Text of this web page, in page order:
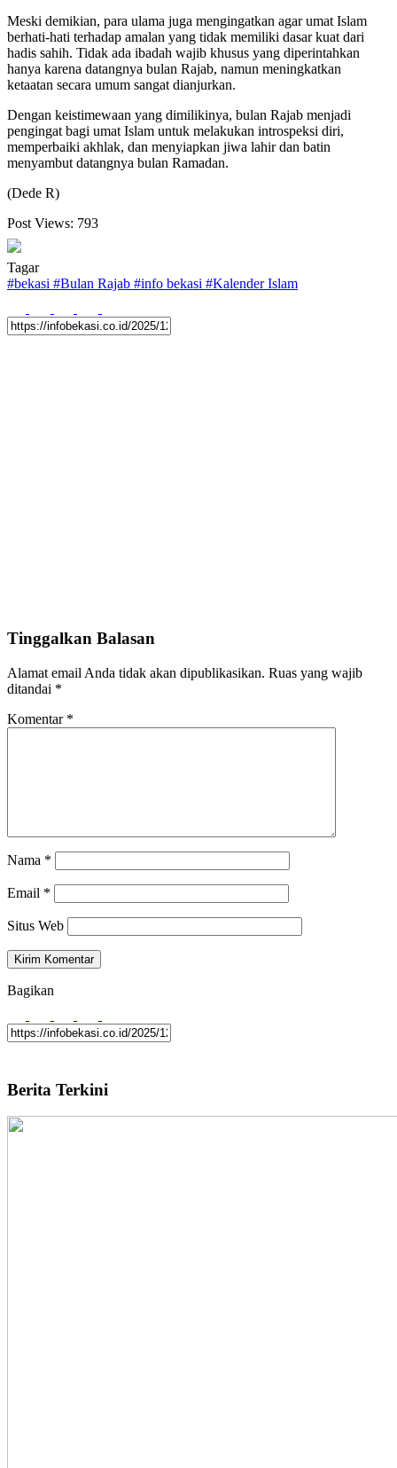
Meski demikian, para ulama juga mengingatkan agar umat Islam
berhati-hati terhadap amalan yang tidak memiliki dasar kuat dari
hadis sahih. Tidak ada ibadah wajib khusus yang diperintahkan
hanya karena datangnya bulan Rajab, namun meningkatkan
ketaatan secara umum sangat dianjurkan.
Dengan keistimewaan yang dimilikinya, bulan Rajab menjadi
pengingat bagi umat Islam untuk melakukan introspeksi diri,
memperbaiki akhlak, dan menyiapkan jiwa lahir dan batin
menyambut datangnya bulan Ramadan.
(Dede R)
Post Views: 793
Tagar
#bekasi #Bulan Rajab #info bekasi #Kalender Islam
Tinggalkan Balasan
Alamat email Anda tidak akan dipublikasikan. Ruas yang wajib
ditandai *
Komentar *
Nama *
Email *
Situs Web
Bagikan
Berita Terkini